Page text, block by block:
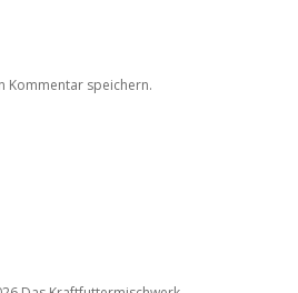
Kommentar speichern.